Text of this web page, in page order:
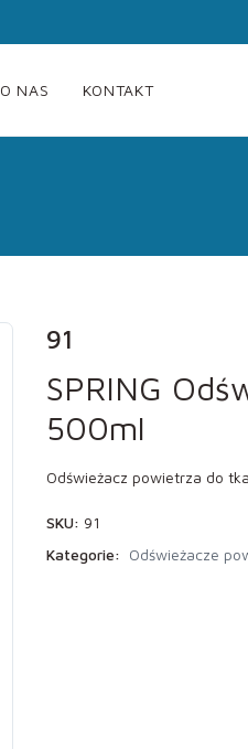
O NAS KONTAKT
91
SPRING
500ml
Odświeżacz powietrza do
SKU: 91
Kategorie: Odświeżacze